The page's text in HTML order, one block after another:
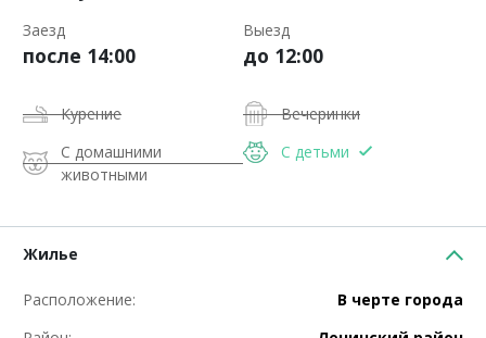
Заезд
после 14:00
Выезд
до 12:00
Курение
Вечеринки
С домашними
животными
С детьми
Жилье
Расположение:
В черте города